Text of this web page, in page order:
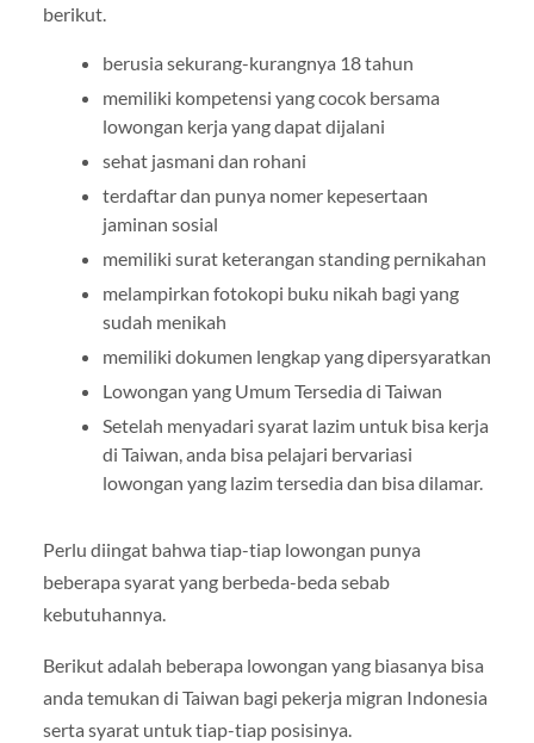
berikut.
berusia sekurang-kurangnya 18 tahun
memiliki kompetensi yang cocok bersama
lowongan kerja yang dapat dijalani
sehat jasmani dan rohani
terdaftar dan punya nomer kepesertaan
jaminan sosial
memiliki surat keterangan standing pernikahan
melampirkan fotokopi buku nikah bagi yang
sudah menikah
memiliki dokumen lengkap yang dipersyaratkan
Lowongan yang Umum Tersedia di Taiwan
Setelah menyadari syarat lazim untuk bisa kerja
di Taiwan, anda bisa pelajari bervariasi
lowongan yang lazim tersedia dan bisa dilamar.
Perlu diingat bahwa tiap-tiap lowongan punya
beberapa syarat yang berbeda-beda sebab
kebutuhannya.
Berikut adalah beberapa lowongan yang biasanya bisa
anda temukan di Taiwan bagi pekerja migran Indonesia
serta syarat untuk tiap-tiap posisinya.